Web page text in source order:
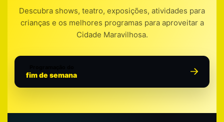
Descubra shows, teatro, exposições, atividades para
crianças e os melhores programas para aproveitar a
Cidade Maravilhosa.
fim de semana